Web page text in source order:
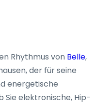
Rhythmus von Belle,
der für seine
energetische
elektronische, Hip-